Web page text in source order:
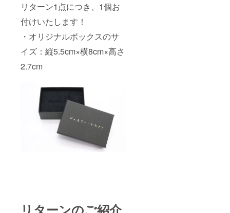
リターン1点につき、1個お
付けいたします！
・オリジナルボックスのサ
イズ：縦5.5cm×横8cm×高さ
2.7cm
リターンのご紹介